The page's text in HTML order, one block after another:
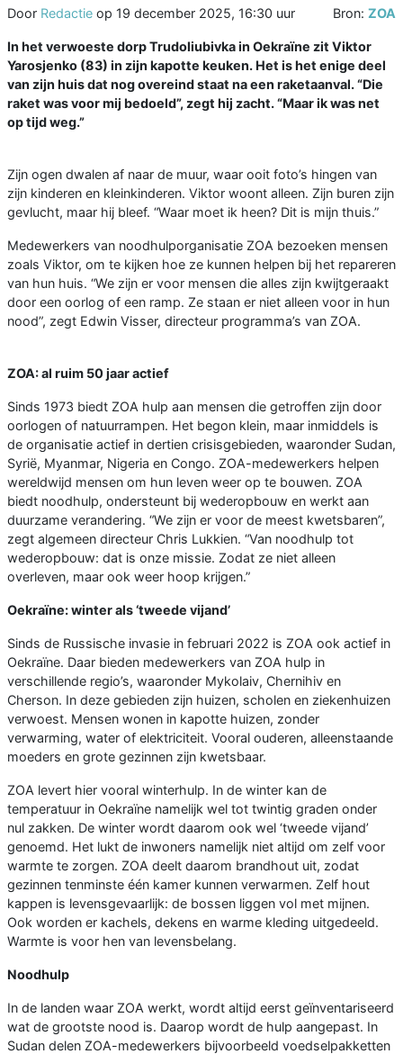
Door Redactie op 19 december 2025, 16:30 uur Bron: ZOA
In het verwoeste dorp Trudoliubivka in Oekraïne zit Viktor
Yarosjenko (83) in zijn kapotte keuken. Het is het enige deel
van zijn huis dat nog overeind staat na een raketaanval. “Die
raket was voor mij bedoeld”, zegt hij zacht. “Maar ik was net
op tijd weg.”
Zijn ogen dwalen af naar de muur, waar ooit foto’s hingen van
zijn kinderen en kleinkinderen. Viktor woont alleen. Zijn buren zijn
gevlucht, maar hij bleef. “Waar moet ik heen? Dit is mijn thuis.”
Medewerkers van noodhulporganisatie ZOA bezoeken mensen
zoals Viktor, om te kijken hoe ze kunnen helpen bij het repareren
van hun huis. “We zijn er voor mensen die alles zijn kwijtgeraakt
door een oorlog of een ramp. Ze staan er niet alleen voor in hun
nood”, zegt Edwin Visser, directeur programma’s van ZOA.
ZOA: al ruim 50 jaar actief
Sinds 1973 biedt ZOA hulp aan mensen die getroffen zijn door
oorlogen of natuurrampen. Het begon klein, maar inmiddels is
de organisatie actief in dertien crisisgebieden, waaronder Sudan,
Syrië, Myanmar, Nigeria en Congo. ZOA-medewerkers helpen
wereldwijd mensen om hun leven weer op te bouwen. ZOA
biedt noodhulp, ondersteunt bij wederopbouw en werkt aan
duurzame verandering. “We zijn er voor de meest kwetsbaren”,
zegt algemeen directeur Chris Lukkien. “Van noodhulp tot
wederopbouw: dat is onze missie. Zodat ze niet alleen
overleven, maar ook weer hoop krijgen.”
Oekraïne: winter als ‘tweede vijand’
Sinds de Russische invasie in februari 2022 is ZOA ook actief in
Oekraïne. Daar bieden medewerkers van ZOA hulp in
verschillende regio’s, waaronder Mykolaiv, Chernihiv en
Cherson. In deze gebieden zijn huizen, scholen en ziekenhuizen
verwoest. Mensen wonen in kapotte huizen, zonder
verwarming, water of elektriciteit. Vooral ouderen, alleenstaande
moeders en grote gezinnen zijn kwetsbaar.
ZOA levert hier vooral winterhulp. In de winter kan de
temperatuur in Oekraïne namelijk wel tot twintig graden onder
nul zakken. De winter wordt daarom ook wel ‘tweede vijand’
genoemd. Het lukt de inwoners namelijk niet altijd om zelf voor
warmte te zorgen. ZOA deelt daarom brandhout uit, zodat
gezinnen tenminste één kamer kunnen verwarmen. Zelf hout
kappen is levensgevaarlijk: de bossen liggen vol met mijnen.
Ook worden er kachels, dekens en warme kleding uitgedeeld.
Warmte is voor hen van levensbelang.
Noodhulp
In de landen waar ZOA werkt, wordt altijd eerst geïnventariseerd
wat de grootste nood is. Daarop wordt de hulp aangepast. In
Sudan delen ZOA-medewerkers bijvoorbeeld voedselpakketten